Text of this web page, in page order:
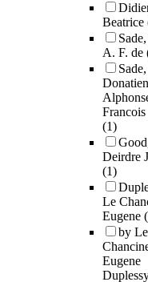
Beatrice
A. F. de
Sade,
Donatien
Francois
(1)
Deirdre
(1)
Le
Eugene
by Le
Eugene